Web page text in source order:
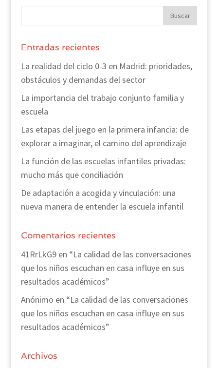
Entradas recientes
La realidad del ciclo 0-3 en Madrid: prioridades,
obstáculos y demandas del sector
La importancia del trabajo conjunto familia y
escuela
Las etapas del juego en la primera infancia: de
explorar a imaginar, el camino del aprendizaje
La función de las escuelas infantiles privadas:
mucho más que conciliación
De adaptación a acogida y vinculación: una
nueva manera de entender la escuela infantil
Comentarios recientes
41RrLkG9en “La calidad de las conversaciones
que los niños escuchan en casa influye en sus
resultados académicos”
Anónimo en “La calidad de las conversaciones
que los niños escuchan en casa influye en sus
resultados académicos”
Archivos